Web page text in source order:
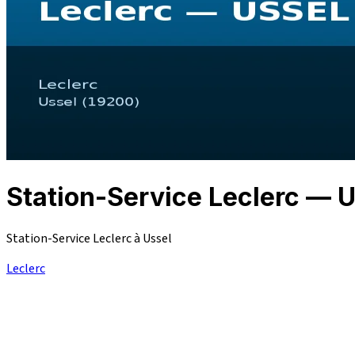
Station-Service Leclerc —
Station-Service Leclerc à Ussel
Leclerc